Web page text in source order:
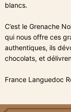
blancs.
C’est le Grenache
qui nous offre ces
authentiques, ils
chocolats, et
France Languedoc